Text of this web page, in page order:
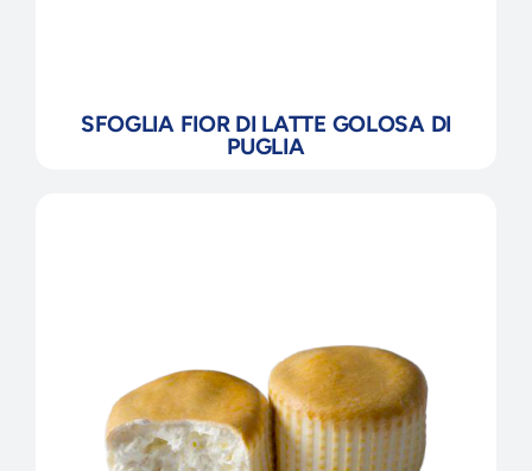
SFOGLIA FIOR DI LATTE GOLOSA DI
PUGLIA